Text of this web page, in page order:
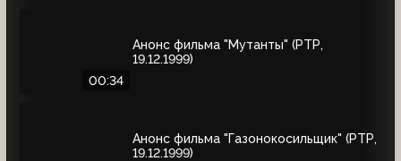
00:34
Анонс фильма "Мутанты" (РТР,
19.12.1999)
Анонс фильма "Газонокосильщик" (РТР,
19.12.1999)